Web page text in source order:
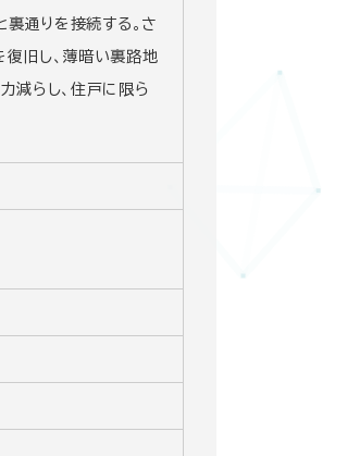
裏通りを接続する。さ
旧し、薄暗い裏路地
減らし、住戸に限ら